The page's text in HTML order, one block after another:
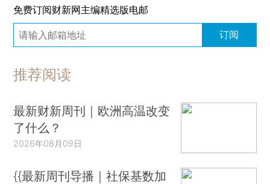
免费订阅财新网主编精选版电邮
订阅
推荐阅读
最新财新周刊｜欧洲高温改变
了什么？
2026年08月09日
{{最新周刊导播｜社保基数加